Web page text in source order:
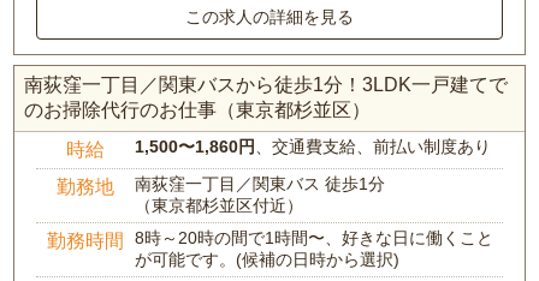
この求人の詳細を見る
南荻窪一丁目／関東バスから徒歩1分！3LDK一戸建てで
のお掃除代行のお仕事（東京都杉並区）
時給 1,500〜1,860円 、交通費支給、前払い制度あり
勤務地
南荻窪一丁目／関東バス 徒歩1分
（東京都杉並区付近）
勤務時間
8時～20時の間で1時間〜、好きな日に働くこと
が可能です。(候補の日時から選択)